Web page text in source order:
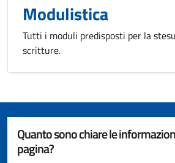
Modulistica
Tutti i moduli predisposti per la
scritture.
Quanto sono chiare le
pagina?